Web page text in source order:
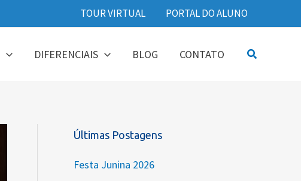
TOUR VIRTUAL PORTAL DO ALUNO
DIFERENCIAIS BLOG CONTATO Pesquisar
Últimas Postagens
Festa Junina 2026